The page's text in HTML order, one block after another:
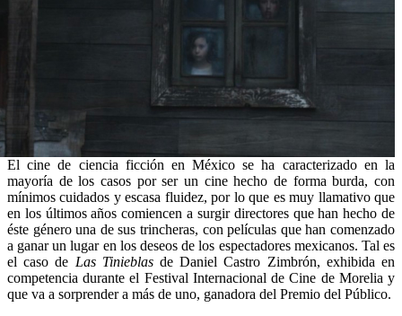
El cine de ciencia ficción en México se ha caracterizado en la
mayoría de los casos por ser un cine hecho de forma burda, con
mínimos cuidados y escasa fluidez, por lo que es muy llamativo que
en los últimos años comiencen a surgir directores que han hecho de
éste género una de sus trincheras, con películas que han comenzado
a ganar un lugar en los deseos de los espectadores mexicanos. Tal es
el caso de Las Tinieblasde Daniel Castro Zimbrón, exhibida en
competencia durante el Festival Internacional de Cine de Morelia y
que va a sorprender a más de uno, ganadora del Premio del Público.